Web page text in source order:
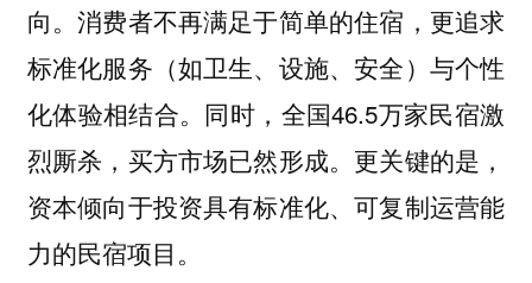
向。消费者不再满足于简单的住宿，更追求
标准化服务（如卫生、设施、安全）与个性
化体验相结合。同时，全国46.5万家民宿激
烈厮杀，买方市场已然形成。更关键的是，
资本倾向于投资具有标准化、可复制运营能
力的民宿项目。